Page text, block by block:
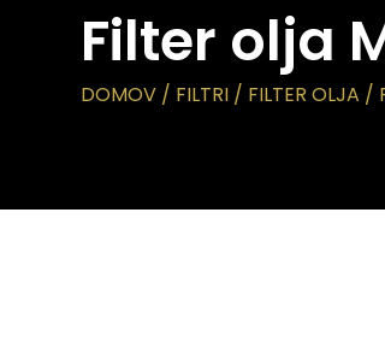
Filter olja
DOMOV / FILTRI / FILTER OLJA /